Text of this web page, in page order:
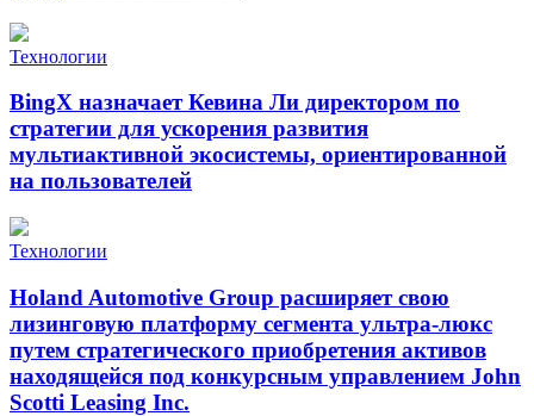
Технологии
BingX назначает Кевина Ли директором по
стратегии для ускорения развития
мультиактивной экосистемы, ориентированной
на пользователей
Технологии
Holand Automotive Group расширяет свою
лизинговую платформу сегмента ультра-люкс
путем стратегического приобретения активов
находящейся под конкурсным управлением John
Scotti Leasing Inc.